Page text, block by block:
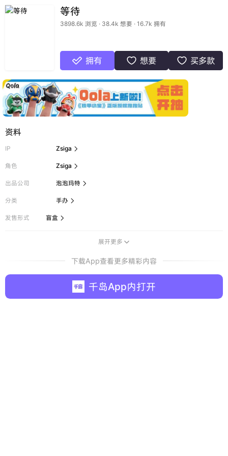
等待
3898.6k 浏览 · 38.4k 想要 · 16.7k 拥有
 拥有  想要  买多款
资料
IP Zsiga 
角色 Zsiga 
出品公司 泡泡玛特 
分类 手办 
发售形式 盲盒 
展开更多 
下载App查看更多精彩内容
千岛App内打开